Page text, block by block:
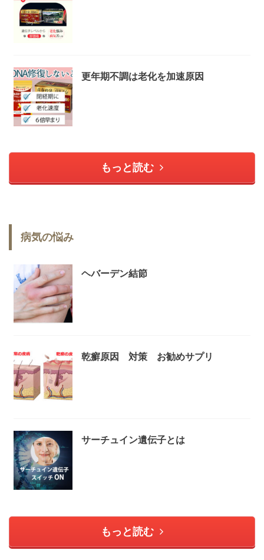
更年期不調は老化を加速原因
もっと読む
病気の悩み
ヘバーデン結節
乾癬原因 対策 お勧めサプリ
サーチュイン遺伝子とは
もっと読む